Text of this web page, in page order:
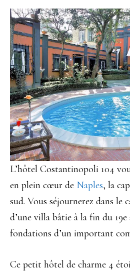
L’hôtel Costantinopoli 104
en plein cœur de Naples, la
sud. Vous séjournerez dans le
d’une villa bâtie à la fin du 19e
fondations d’un important
Ce petit hôtel de charme 4